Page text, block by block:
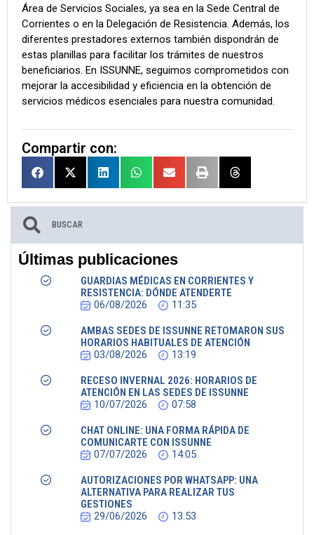
Últimas publicaciones
GUARDIAS MÉDICAS EN CORRIENTES Y
RESISTENCIA: DÓNDE ATENDERTE
06/08/2026
11:35
AMBAS SEDES DE ISSUNNE RETOMARON SUS
HORARIOS HABITUALES DE ATENCIÓN
03/08/2026
13:19
RECESO INVERNAL 2026: HORARIOS DE
ATENCIÓN EN LAS SEDES DE ISSUNNE
10/07/2026
07:58
CHAT ONLINE: UNA FORMA RÁPIDA DE
COMUNICARTE CON ISSUNNE
07/07/2026
14:05
AUTORIZACIONES POR WHATSAPP: UNA
ALTERNATIVA PARA REALIZAR TUS
GESTIONES
29/06/2026
13:53
Área de Servicios Sociales, ya sea en la Sede Central de
Corrientes o en la Delegación de Resistencia. Además, los
diferentes prestadores externos también dispondrán de
estas planillas para facilitar los trámites de nuestros
beneficiarios. En ISSUNNE, seguimos comprometidos con
mejorar la accesibilidad y eficiencia en la obtención de
servicios médicos esenciales para nuestra comunidad.
Compartir con: